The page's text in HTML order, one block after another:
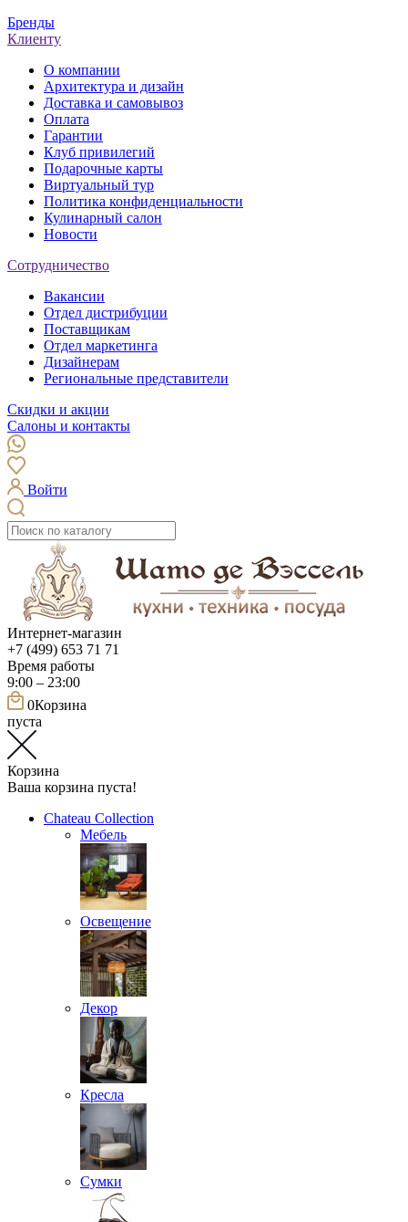
Бренды
Клиенту
О компании
Архитектура и дизайн
Доставка и самовывоз
Оплата
Гарантии
Клуб привилегий
Подарочные карты
Виртуальный тур
Политика конфиденциальности
Кулинарный салон
Новости
Сотрудничество
Вакансии
Отдел дистрибуции
Поставщикам
Отдел маркетинга
Дизайнерам
Региональные представители
Скидки и акции
Салоны и контакты
Войти
Интернет-магазин
+7 (499) 653 71 71
Время работы
9:00 – 23:00
0Корзина
пуста
Корзина
Ваша корзина пуста!
Chateau Collection
Мебель
Освещение
Декор
Кресла
Сумки